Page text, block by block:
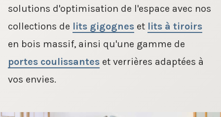
solutions d'optimisation de l'espace avec nos
collections de lits gigognes et lits à tiroirs
en bois massif, ainsi qu'une gamme de
portes coulissantes et verrières adaptées à
vos envies.